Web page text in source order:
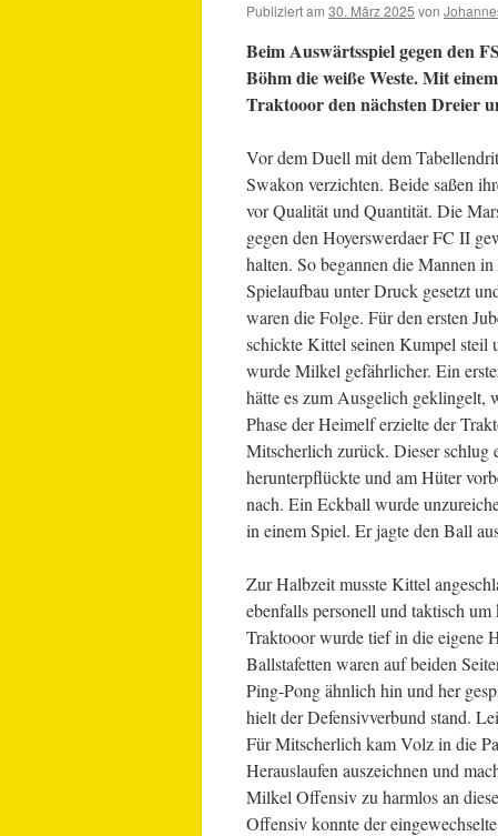
Publiziert am 30. März 2025 von
Beim Auswärtsspiel gegen den
Böhm die weiße Weste. Mit
Traktooor den nächsten Dreier
Vor dem Duell mit dem
Swakon verzichten. Beide saßen
vor Qualität und Quantität. Die
gegen den Hoyerswerdaer FC II
halten. So begannen die Mannen
Spielaufbau unter Druck gesetzt
waren die Folge. Für den ersten
schickte Kittel seinen Kumpel steil
wurde Milkel gefährlicher. Ein
hätte es zum Ausgelich geklingelt,
Phase der Heimelf erzielte der
Mitscherlich zurück. Dieser schlug
herunterpflückte und am Hüter
nach. Ein Eckball wurde
in einem Spiel. Er jagte den Ball
Zur Halbzeit musste Kittel
ebenfalls personell und taktisch
Traktooor wurde tief in die eigene
Ballstafetten waren auf beiden
Ping-Pong ähnlich hin und her
hielt der Defensivverbund stand.
Für Mitscherlich kam Volz in die
Herauslaufen auszeichnen und
Milkel Offensiv zu harmlos an
Offensiv konnte der